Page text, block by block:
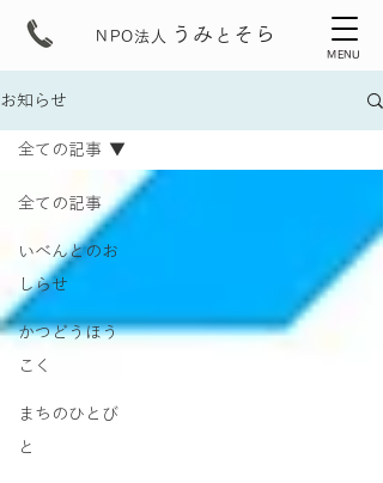
うみ と そら
NPO法人
MENU
お知らせ
全ての記事
いべんとのお
しらせ
かつどうほう
こく
まちのひとび
と
全ての記事